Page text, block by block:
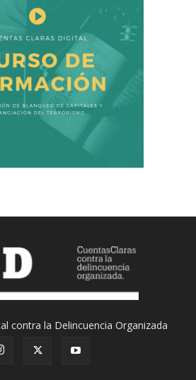
contra la Delincuencia Organizada